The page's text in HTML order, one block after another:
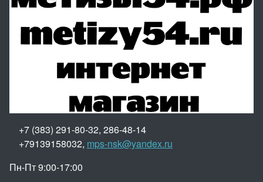
+7 (383) 291-80-32, 286-48-14
+79139158032, mps-nsk@yandex.ru
Пн-Пт 9:00-17:00